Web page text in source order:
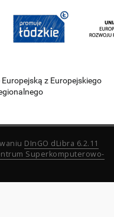
z Europejskiego
DInGO dLibra 6.2.11
Superkomputerowo-